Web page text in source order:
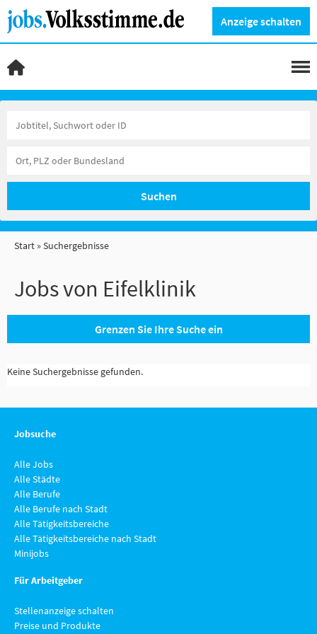
Anzeige schalten
Suchen
Start Suchergebnisse
Jobs von Eifelklinik
Grenzen Sie Ihre Suche ein
Keine Suchergebnisse gefunden.
Jobsuche
Alle Jobs
Alle Städte
Alle Berufe
Alle Berufe nach Stadt
Alle Tätigkeitsbereiche
Alle Tätigkeitsbereiche nach Stadt
Minijobs
Für Arbeitgeber
Stellenanzeige schalten
Preise und Produkte